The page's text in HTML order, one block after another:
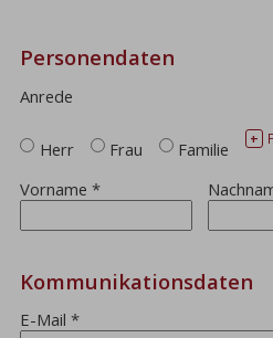
Personendaten
Anrede
Herr Frau Familie +
Vorname*
Kommunikationsdaten
E-Mail*